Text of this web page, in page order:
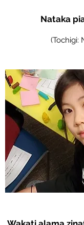
Nataka
(Tochigi: